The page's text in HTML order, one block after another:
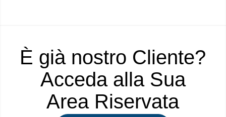
È già nostro Cliente?
Acceda alla Sua
Area Riservata